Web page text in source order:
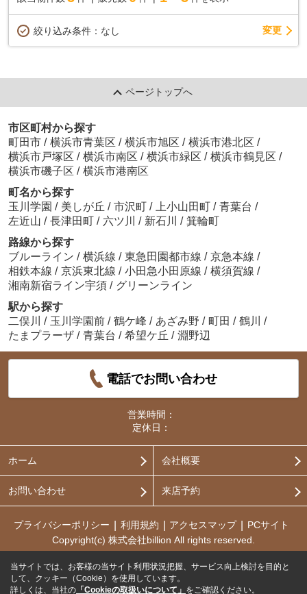
絞り込み条件： なし 変更
ページトップへ
市区町村から探す
町田市 / 横浜市青葉区 / 横浜市旭区 / 横浜市港北区 /
横浜市戸塚区 / 横浜市南区 / 横浜市緑区 / 横浜市鶴見区 /
横浜市磯子区 / 横浜市港南区
町名から探す
玉川学園 / 美しが丘 / 市沢町 / 上小山田町 / 青葉台 /
左近山 / 長津田町 / 六ツ川 / 新石川 / 箕輪町
路線から探す
ブルーライン / 横浜線 / 東急田園都市線 / 京急本線 /
相鉄本線 / 京浜東北線 / 小田急小田原線 / 横須賀線 /
湘南新宿ライン宇須 / グリーンライン
駅から探す
二俣川 / 玉川学園前 / 鶴ケ峰 / あざみ野 / 町田 / 鶴川 /
たまプラーザ / 青葉台 / 希望ケ丘 / 淵野辺
電話でお問い合わせ
営業時間：
定休日：
ホーム 会社概要
お問い合わせ 来店予約
プライバシーポリシー 利用規約 アクセスマップ
PCサイト
Copyright(c) 株式会社billion All rights reserved.
当サイトでは、お客様の当サイト利用状況把握、サービス向上検討を目的と
して、クッキー（Cookie）を使用しています。
詳しくは、当社の 「Cookieの取扱いについて」 をご確認ください。